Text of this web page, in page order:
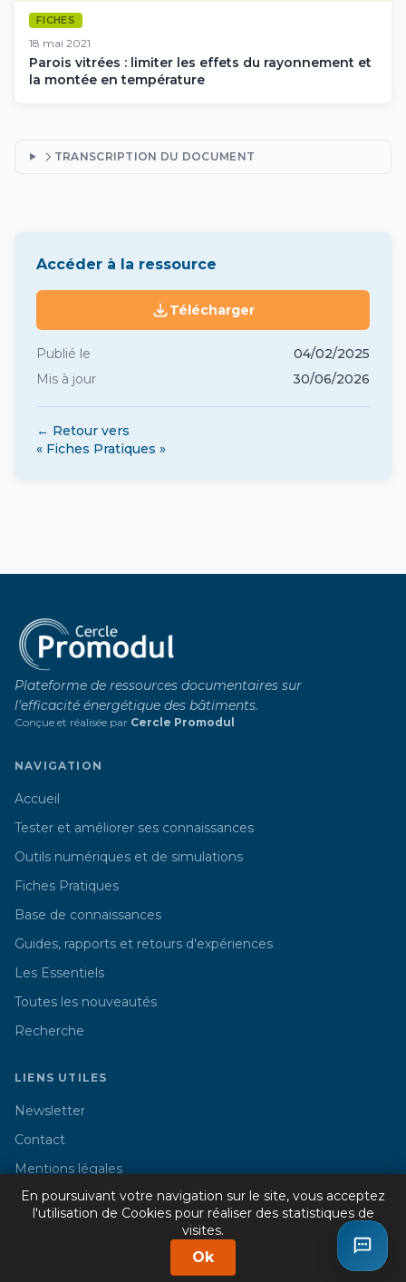
FICHES
18 mai 2021
Parois vitrées : limiter les effets du rayonnement et
la montée en température
TRANSCRIPTION DU DOCUMENT
Accéder à la ressource
Télécharger
Publié le
04/02/2025
Mis à jour
30/06/2026
← Retour vers
« Fiches Pratiques »
Plateforme de ressources documentaires sur
l'efficacité énergétique des bâtiments.
Conçue et réalisée par Cercle Promodul
NAVIGATION
Accueil
Tester et améliorer ses connaissances
Outils numériques et de simulations
Fiches Pratiques
Base de connaissances
Guides, rapports et retours d'expériences
Les Essentiels
Toutes les nouveautés
Recherche
LIENS UTILES
Newsletter
Contact
Mentions légales
© 2026 Cercle Promodul - Tous droits réservés
En poursuivant votre navigation sur le site, vous acceptez
l'utilisation de Cookies pour réaliser des statistiques de
visites.
Ok